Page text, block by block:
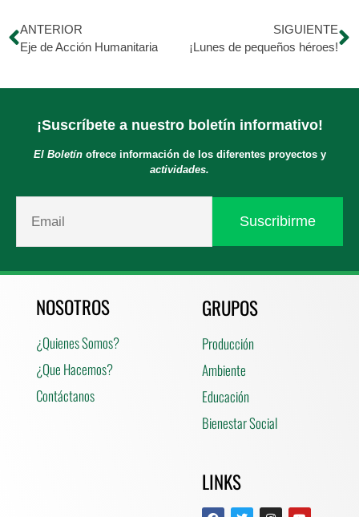
ANTERIOR
Eje de Acción Humanitaria
SIGUIENTE
¡Lunes de pequeños héroes!
¡Suscríbete a nuestro boletín informativo!
El Boletínofrece información de los diferentes proyectos y
actividades.
NOSOTROS
¿Quienes Somos?
¿Que Hacemos?
Contáctanos
GRUPOS
Producción
Ambiente
Educación
Bienestar Social
LINKS